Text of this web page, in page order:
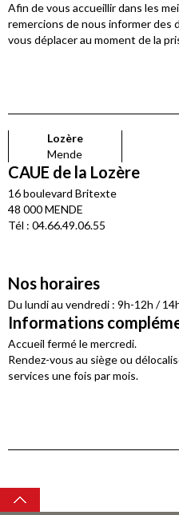
Afin de vous accueillir dans les
remercions de nous informer des
vous déplacer au moment de la
Lozère
Mende
CAUE de la Lozère
16 boulevard Britexte
48 000 MENDE
Tél : 04.66.49.06.55
Nos horaires
Du lundi au vendredi : 9h-12h /
Informations
Accueil fermé le mercredi.
Rendez-vous au siège ou
services une fois par mois.
Top